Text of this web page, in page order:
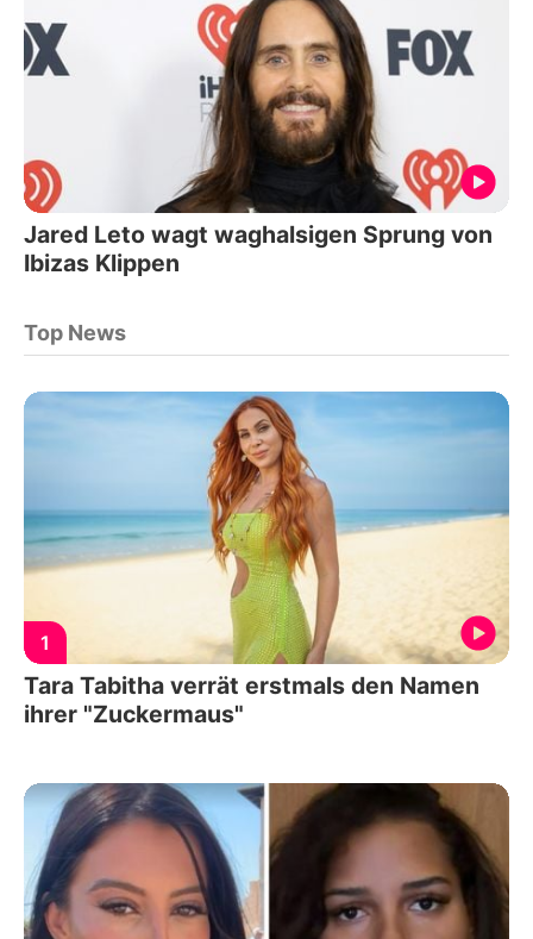
Jared Leto wagt waghalsigen Sprung von
Ibizas Klippen
Top News
1
Tara Tabitha verrät erstmals den Namen
ihrer "Zuckermaus"